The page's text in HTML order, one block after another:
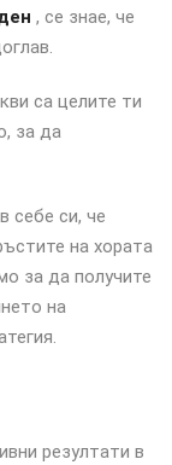
, се знае, че
са целите ти
за да
себе си, че
на хората
за да получите
на
резултати в